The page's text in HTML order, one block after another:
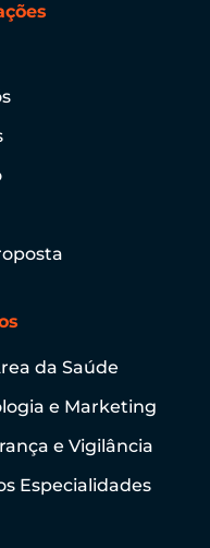
da Saúde
e Marketing
e Vigilância
Especialidades